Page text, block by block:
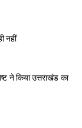
नहीं
ने किया उत्तराखंड का